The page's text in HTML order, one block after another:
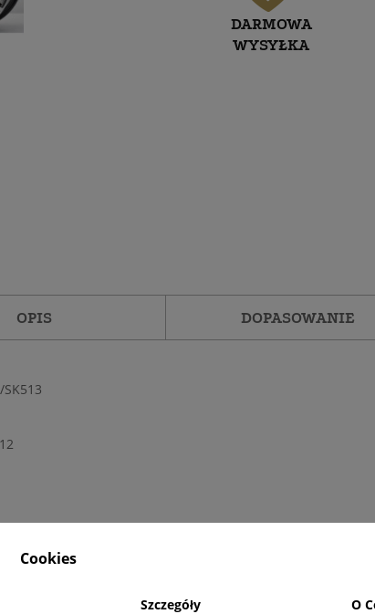
DARMOWA
WYSYŁKA
OPIS DOPASOWANIE
Cookies
Szczegóły O